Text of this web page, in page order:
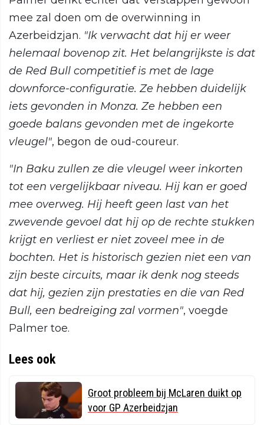
mee zal doen om de overwinning in
Azerbeidzjan. "Ik verwacht dat hij er weer
helemaal bovenop zit. Het belangrijkste is dat
de Red Bull competitief is met de lage
downforce-configuratie. Ze hebben duidelijk
iets gevonden in Monza. Ze hebben een
goede balans gevonden met de ingekorte
vleugel", begon de oud-coureur.
"In Baku zullen ze die vleugel weer inkorten
tot een vergelijkbaar niveau. Hij kan er goed
mee overweg. Hij heeft geen last van het
zwevende gevoel dat hij op de rechte stukken
krijgt en verliest er niet zoveel mee in de
bochten. Het is historisch gezien niet een van
zijn beste circuits, maar ik denk nog steeds
dat hij, gezien zijn prestaties en die van Red
Bull, een bedreiging zal vormen", voegde
Palmer toe.
Lees ook
Groot probleem bij McLaren duikt op
voor GP Azerbeidzjan